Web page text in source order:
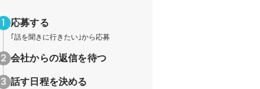
応募する
｢話を聞きに行きたい｣から応募
会社からの返信を待つ
話す日程を決める